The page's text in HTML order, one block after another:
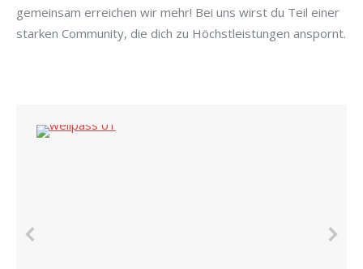
gemeinsam erreichen wir mehr! Bei uns wirst du Teil einer
starken Community, die dich zu Höchstleistungen anspornt.